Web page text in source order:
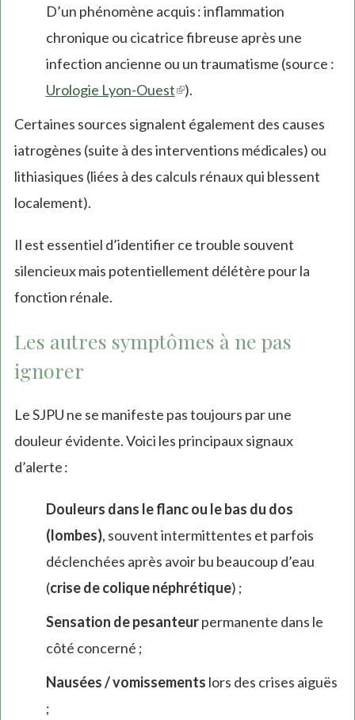
D’un phénomène acquis : inflammation
chronique ou cicatrice fibreuse après une
infection ancienne ou un traumatisme (source :
Urologie Lyon-Ouest(link
is
external)
).
Certaines sources signalent également des causes
iatrogènes (suite à des interventions médicales) ou
lithiasiques (liées à des calculs rénaux qui blessent
localement).
Il est essentiel d’identifier ce trouble souvent
silencieux mais potentiellement délétère pour la
fonction rénale.
Les autres symptômes à ne pas
ignorer
Le SJPU ne se manifeste pas toujours par une
douleur évidente. Voici les principaux signaux
d’alerte :
Douleurs dans le flanc ou le bas du dos
(lombes), souvent intermittentes et parfois
déclenchées après avoir bu beaucoup d’eau
(crise de colique néphrétique) ;
Sensation de pesanteurpermanente dans le
côté concerné ;
Nausées / vomissements lors des crises aiguës
;